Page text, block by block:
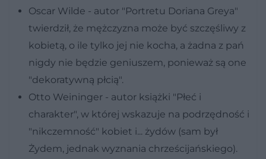
Oscar Wilde - autor "Portretu Doriana Greya"
twierdził, że mężczyzna może być szczęśliwy z
kobietą, o ile tylko jej nie kocha, a żadna z pań
nigdy nie będzie geniuszem, ponieważ są one
"dekoratywną płcią".
Otto Weininger - autor książki "Płeć i
charakter", w której wskazuje na podrzędność i
"nikczemność" kobiet i... żydów (sam był
Żydem, jednak wyznania chrześcijańskiego).